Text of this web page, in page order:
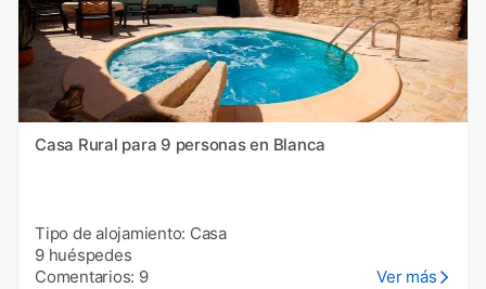
Casa Rural para 9 personas en Blanca
Tipo de alojamiento: Casa
9 huéspedes
Comentarios: 9
Ver más